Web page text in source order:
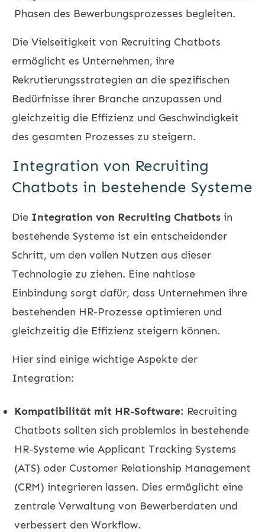
Phasen des Bewerbungsprozesses begleiten.
Die Vielseitigkeit von Recruiting Chatbots
ermöglicht es Unternehmen, ihre
Rekrutierungsstrategien an die spezifischen
Bedürfnisse ihrer Branche anzupassen und
gleichzeitig die Effizienz und Geschwindigkeit
des gesamten Prozesses zu steigern.
Integration von Recruiting
Chatbots in bestehende Systeme
Die Integration von Recruiting Chatbots in
bestehende Systeme ist ein entscheidender
Schritt, um den vollen Nutzen aus dieser
Technologie zu ziehen. Eine nahtlose
Einbindung sorgt dafür, dass Unternehmen ihre
bestehenden HR-Prozesse optimieren und
gleichzeitig die Effizienz steigern können.
Hier sind einige wichtige Aspekte der
Integration:
Kompatibilität mit HR-Software: Recruiting
Chatbots sollten sich problemlos in bestehende
HR-Systeme wie Applicant Tracking Systems
(ATS) oder Customer Relationship Management
(CRM) integrieren lassen. Dies ermöglicht eine
zentrale Verwaltung von Bewerberdaten und
verbessert den Workflow.